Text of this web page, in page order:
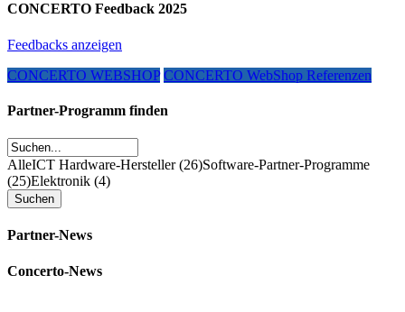
CONCERTO Feedback 2025
Feedbacks anzeigen
CONCERTO WEBSHOP CONCERTO WebShop Referenzen
Partner-Programm finden
AlleICT Hardware-Hersteller (26)Software-Partner-Programme
(25)Elektronik (4)
Partner-News
Concerto-News